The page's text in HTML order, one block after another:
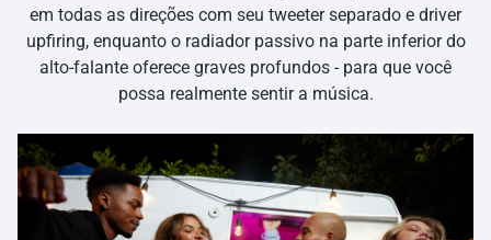
em todas as direções com seu tweeter separado e driver
upfiring, enquanto o radiador passivo na parte inferior do
alto-falante oferece graves profundos - para que você
possa realmente sentir a música.